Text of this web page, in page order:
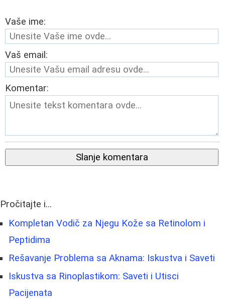
Vaše ime:
Vaš email:
Komentar:
Slanje komentara
Pročitajte i...
Kompletan Vodič za Njegu Kože sa Retinolom i
Peptidima
Rešavanje Problema sa Aknama: Iskustva i Saveti
Iskustva sa Rinoplastikom: Saveti i Utisci
Pacijenata